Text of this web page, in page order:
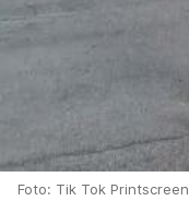
Foto: Tik Tok Printscreen